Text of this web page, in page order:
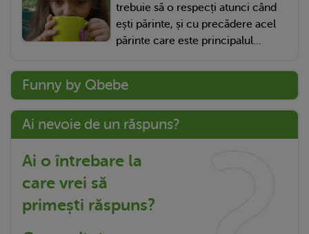
trebuie să o respecți atunci când
ești părinte, și cu precădere acel
părinte care este principalul...
Funny by Qbebe
Ai nevoie de un răspuns?
Ai o întrebare la
care vrei să
primești răspuns?